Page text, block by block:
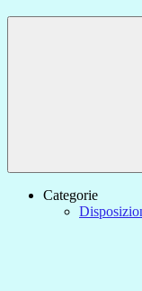
Categorie